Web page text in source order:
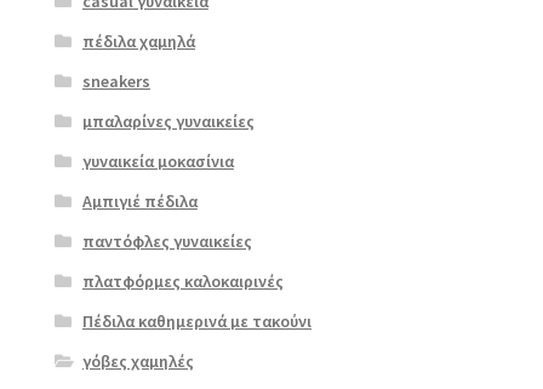
πέδιλα χαμηλά
sneakers
μπαλαρίνες γυναικείες
γυναικεία μοκασίνια
Αμπιγιέ πέδιλα
παντόφλες γυναικείες
πλατφόρμες καλοκαιρινές
Πέδιλα καθημερινά με τακούνι
γόβες χαμηλές